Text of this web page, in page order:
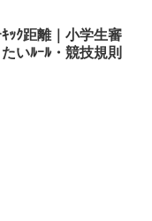
ｷｯｸ距離｜小学生審
いﾙｰﾙ・競技規則